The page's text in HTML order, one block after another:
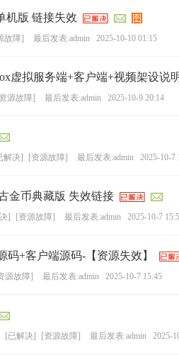
机版 链接失效
故障] 最后发表:admin 2025-10-10 01:15
虚拟服务端+客户端+视频架设说
资源故障] 最后发表:admin 2025-10-9 20:14
解决] [资源故障] 最后发表:admin 2025-10-7
金币典藏版 失效链接
] [资源故障] 最后发表:admin 2025-10-7
码+客户端源码-【资源失效】
源故障] 最后发表:admin 2025-10-7 15:45
[已解决] [资源故障] 最后发表:admin 2025-